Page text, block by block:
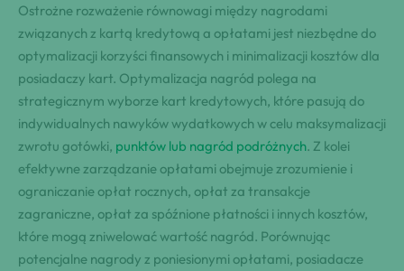
Ostrożne rozważenie równowagi między nagrodami
związanych z kartą kredytową a opłatami jest niezbędne do
optymalizacji korzyści finansowych i minimalizacji kosztów dla
posiadaczy kart. Optymalizacja nagród polega na
strategicznym wyborze kart kredytowych, które pasują do
indywidualnych nawyków wydatkowych w celu maksymalizacji
zwrotu gotówki, punktów lub nagród podróżnych. Z kolei
efektywne zarządzanie opłatami obejmuje zrozumienie i
ograniczanie opłat rocznych, opłat za transakcje
zagraniczne, opłat za spóźnione płatności i innych kosztów,
które mogą zniwelować wartość nagród. Porównując
potencjalne nagrody z poniesionymi opłatami, posiadacze